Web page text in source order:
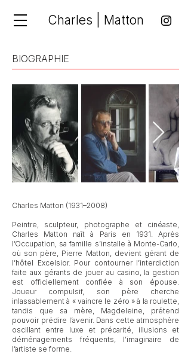
Charles | Matton
BIOGRAPHIE
Charles Matton (1931–2008)
Peintre, sculpteur, photographe et cinéaste,
Charles Matton naît à Paris en 1931. Après
l’Occupation, sa famille s’installe à Monte-Carlo,
où son père, Pierre Matton, devient gérant de
l’hôtel Excelsior. Pour contourner l’interdiction
faite aux gérants de jouer au casino, la gestion
est officiellement confiée à son épouse.
Joueur compulsif, son père cherche
inlassablement à « vaincre le zéro » à la roulette,
tandis que sa mère, Magdeleine, prétend
pouvoir prédire l’avenir. Dans cette atmosphère
oscillant entre luxe et précarité, illusions et
déménagements fréquents, l’imaginaire de
l’artiste se forme.